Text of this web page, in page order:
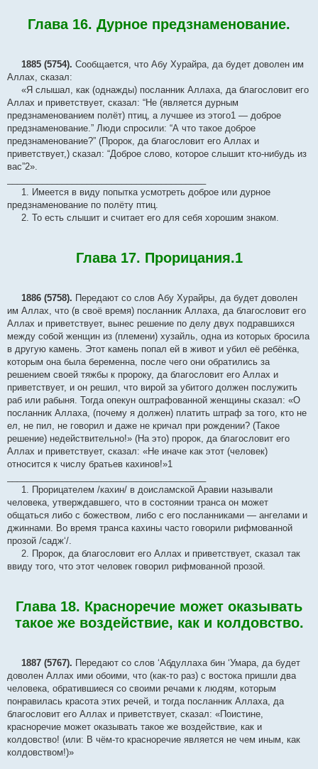
Глава 16. Дурное предзнаменование.
1885 (5754). Сообщается, что Абу Хурайра, да будет доволен им
Аллах, сказал:
«Я слышал, как (однажды) посланник Аллаха, да благословит его
Аллах и приветствует, сказал: “Не (является дурным
предзнаменованием полёт) птиц, а лучшее из этого1 — доброе
предзнаменование.” Люди спросили: “А что такое доброе
предзнаменование?” (Пророк, да благословит его Аллах и
приветствует,) сказал: “Доброе слово, которое слышит кто-нибудь из
вас”2».
1. Имеется в виду попытка усмотреть доброе или дурное
предзнаменование по полёту птиц.
2. То есть слышит и считает его для себя хорошим знаком.
Глава 17. Прорицания.1
1886 (5758). Передают со слов Абу Хурайры, да будет доволен
им Аллах, что (в своё время) посланник Аллаха, да благословит его
Аллах и приветствует, вынес решение по делу двух подравшихся
между собой женщин из (племени) хузайль, одна из которых бросила
в другую камень. Этот камень попал ей в живот и убил её ребёнка,
которым она была беременна, после чего они обратились за
решением своей тяжбы к пророку, да благословит его Аллах и
приветствует, и он решил, что вирой за убитого должен послужить
раб или рабыня. Тогда опекун оштрафованной женщины сказал: «О
посланник Аллаха, (почему я должен) платить штраф за того, кто не
ел, не пил, не говорил и даже не кричал при рождении? (Такое
решение) недействительно!» (На это) пророк, да благословит его
Аллах и приветствует, сказал: «Не иначе как этот (человек)
относится к числу братьев кахинов!»1
1. Прорицателем /кахин/ в доисламской Аравии называли
человека, утверждавшего, что в состоянии транса он может
общаться либо с божеством, либо с его посланниками — ангелами и
джиннами. Во время транса кахины часто говорили рифмованной
прозой /садж‘/.
2. Пророк, да благословит его Аллах и приветствует, сказал так
ввиду того, что этот человек говорил рифмованной прозой.
Глава 18. Красноречие может оказывать
такое же воздействие, как и колдовство.
1887 (5767). Передают со слов ‘Абдуллаха бин ‘Умара, да будет
доволен Аллах ими обоими, что (как-то раз) с востока пришли два
человека, обратившиеся со своими речами к людям, которым
понравилась красота этих речей, и тогда посланник Аллаха, да
благословит его Аллах и приветствует, сказал: «Поистине,
красноречие может оказывать такое же воздействие, как и
колдовство! (или: В чём-то красноречие является не чем иным, как
колдовством!)»